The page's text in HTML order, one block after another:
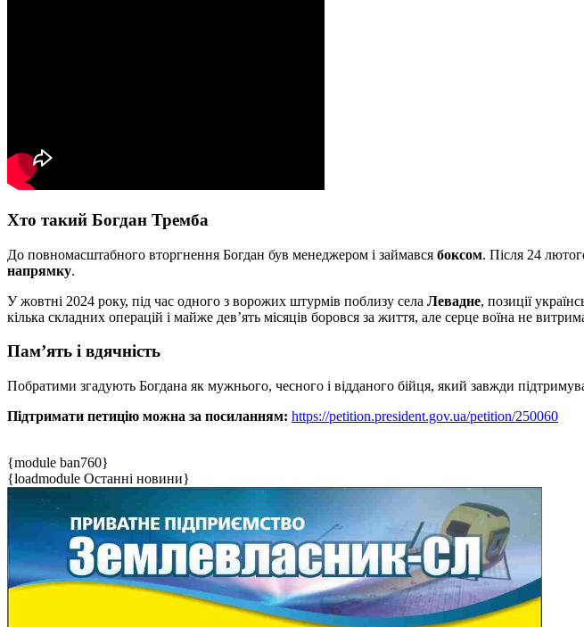
Хто такий Богдан Тремба
До повномасштабного вторгнення Богдан був менеджером і займався боксом. Після 24
напрямку.
У жовтні 2024 року, під час одного з ворожих штурмів поблизу села Левадне, позиції
кілька складних операцій і майже дев’ять місяців боровся за життя, але серце воїна не
Пам’ять і вдячність
Побратими згадують Богдана як мужнього, чесного і відданого бійця, який завжди
Підтримати петицію можна за посиланням: https://petition.president.gov.ua/petition/250060
{module ban760}
{loadmodule Останні новини}